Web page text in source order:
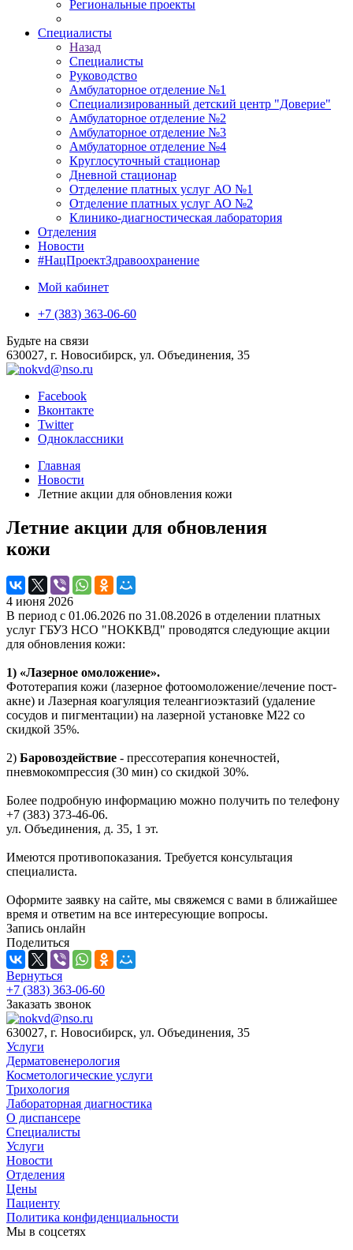
Региональные проекты
Специалисты
Назад
Специалисты
Руководство
Амбулаторное отделение №1
Специализированный детский центр "Доверие"
Амбулаторное отделение №2
Амбулаторное отделение №3
Амбулаторное отделение №4
Круглосуточный стационар
Дневной стационар
Отделение платных услуг АО №1
Отделение платных услуг АО №2
Клинико-диагностическая лаборатория
Отделения
Новости
#НацПроектЗдравоохранение
Мой кабинет
+7 (383) 363-06-60
Будьте на связи
630027, г. Новосибирск, ул. Объединения, 35
Facebook
Вконтакте
Twitter
Одноклассники
Главная
Новости
Летние акции для обновления кожи
Летние акции для обновления
кожи
4 июня 2026
В период с 01.06.2026 по 31.08.2026 в отделении платных
услуг ГБУЗ НСО "НОККВД" проводятся следующие акции
для обновления кожи:
1) «Лазерное омоложение».
Фототерапия кожи (лазерное фотоомоложение/лечение пост-
акне) и Лазерная коагуляция телеангиоэктазий (удаление
сосудов и пигментации) на лазерной установке М22 со
скидкой 35%.
2) Баровоздействие - прессотерапия конечностей,
пневмокомпрессия (30 мин) со скидкой 30%.
Более подробную информацию можно получить по телефону
+7 (383) 373-46-06.
ул. Объединения, д. 35, 1 эт.
Имеются противопоказания. Требуется консультация
специалиста.
Оформите заявку на сайте, мы свяжемся с вами в ближайшее
время и ответим на все интересующие вопросы.
Запись онлайн
Поделиться
Вернуться
+7 (383) 363-06-60
Заказать звонок
630027, г. Новосибирск, ул. Объединения, 35
Услуги
Дерматовенерология
Косметологические услуги
Трихология
Лабораторная диагностика
О диспансере
Специалисты
Услуги
Новости
Отделения
Цены
Пациенту
Политика конфиденциальности
Мы в соцсетях